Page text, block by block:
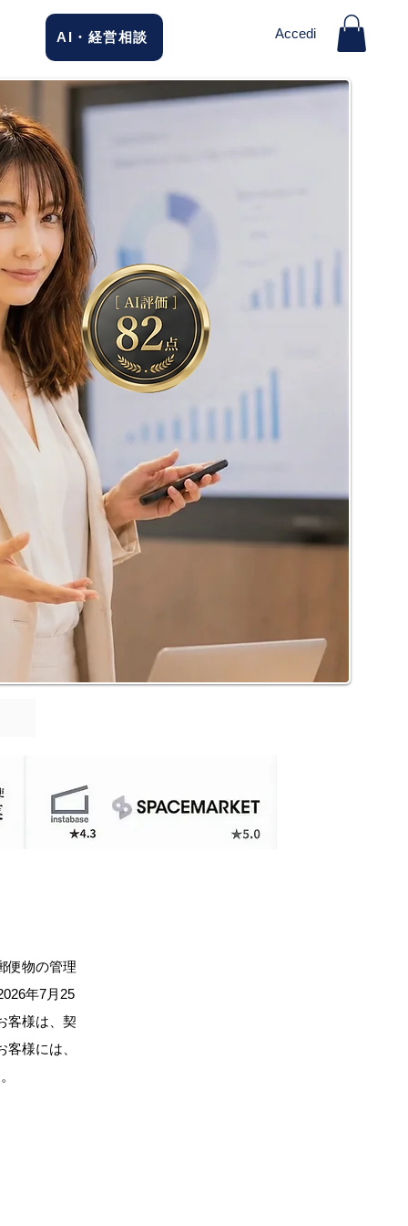
AI・経営相談 Accedi
便物の管理
年7月25
客様は、契
様には、